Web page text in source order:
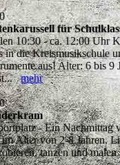
für
10:30 - ca. 12:00 Uhr
in die Kreismusikschule
aus! Alter: 6 bis 9
mehr
- Ein Nachmittag
Alter von 2-8 Jahren.
tanzen und